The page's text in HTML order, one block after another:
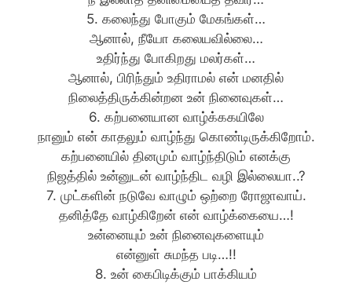
5. கலைந்து போகும் மேகங்கள்…
ஆனால், நீயோ கலையவில்லை…
உதிர்ந்து போகிறது மலர்கள்…
ஆனால், பிரிந்தும் உதிராமல் என் மனதில்
நிலைத்திருக்கின்றன உன் நினைவுகள்…
6. கற்பனையான வாழ்க்ககயிலே
நானும் என் காதலும் வாழ்ந்து கொண்டிருக்கிறோம்.
கற்பனையில் தினமும் வாழ்ந்திடும் எனக்கு
நிஜத்தில் உன்னுடன் வாழ்ந்திட வழி இல்லையா..?
7. முட்களின் நடுவே வாழும் ஒற்றை ரோஜாவாய்.
தனித்தே வாழ்கிறேன் என் வாழ்க்கையை…!
உன்னையும் உன் நினைவுகளையும்
என்னுள் சுமந்த படி…!!
8. உன் கைபிடிக்கும் பாக்கியம்